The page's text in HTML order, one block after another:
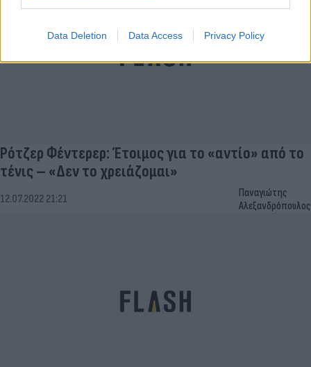
Data Deletion Data Access Privacy Policy
Ρότζερ Φέντερερ: Έτοιμος για το «αντίο» από το
τένις – «Δεν το χρειάζομαι»
12.07.2022 21:21
Παναγιώτης
Αλεξανδρόπουλος